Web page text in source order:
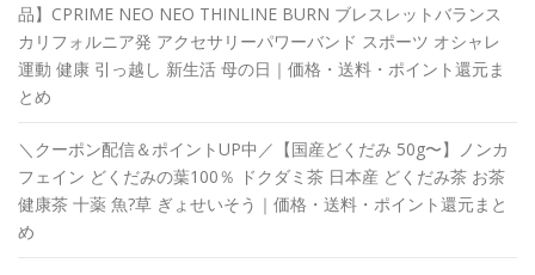
品】CPRIME NEO NEO THINLINE BURN ブレスレットバランス
カリフォルニア発 アクセサリーパワーバンド スポーツ オシャレ
運動 健康 引っ越し 新生活 母の日｜価格・送料・ポイント還元ま
とめ
＼クーポン配信＆ポイントUP中／【国産どくだみ 50g〜】ノンカ
フェイン どくだみの葉100％ ドクダミ茶 日本産 どくだみ茶 お茶
健康茶 十薬 魚?草 ぎょせいそう｜価格・送料・ポイント還元まと
め